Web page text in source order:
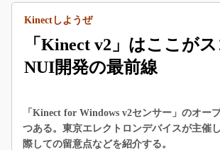
「Kinect v2」はここが
NUI開発の最前線
Kinectしようぜ
「Kinect for Windows v2センサー」のオー
つある。東京エレクトロンデバイスが主催
際しての留意点などを紹介する。